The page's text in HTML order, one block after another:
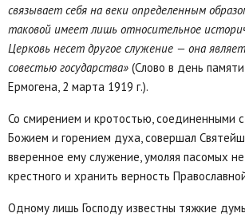
связывает себя на веки определенным
таковой имеет лишь относительное
Церковь несет другое служение — она
совестью государства» (Слово в день
Ермогена, 2 марта 1919 г.).
Со смирением и кротостью, соединенными
Божием и горением духа, совершал
вверенное ему служение, умоляя пасомых
крестного и хранить верность
Одному лишь Господу известны тяжкие